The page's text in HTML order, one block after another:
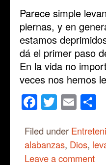
Parece simple
piernas, y en
estamos
dá el primer paso
En la vida no
veces nos hemos
Facebook
Twitter
Email
Filed under
alabanzas, Dios,
Leave a comment